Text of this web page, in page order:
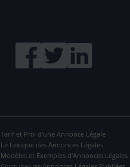
Tarif et Prix d'une Annonce Légale
Le Lexique des Annonces Légales
Modèles et Exemples d'Annonces Légales